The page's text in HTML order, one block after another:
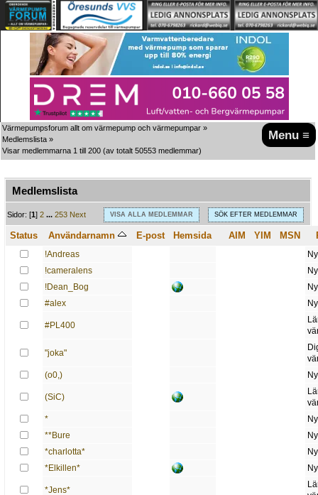
Menu ≡
Värmepumpsforum allt om värmepump och värmepumpar »
Medlemslista »
Visar medlemmarna 1 till 200 (av totalt 50553 medlemmar)
Medlemslista
A
B C D E G H J K L M N O P Q R S T U V W X Y Z
VISA ALLA MEDLEMMAR SÖK EFTER MEDLEMMAR
Sidor: [1]2 ...253 Next
Status Användarnamn E-post Hemsida AIM YIM MSN
!Andreas
!cameralens
!Dean_Bog
#alex
#PL400
"joka"
(o0,)
(SiC)
*
**Bure
*charlotta*
*Elkillen*
*Jens*